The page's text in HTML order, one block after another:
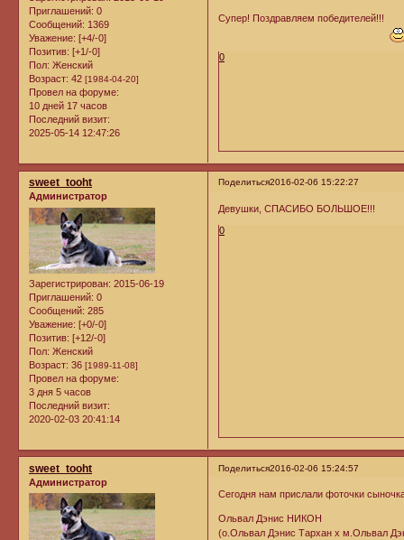
Приглашений: 0
Сообщений: 1369
Уважение: [+4/-0]
Позитив: [+1/-0]
Пол: Женский
Возраст: 42 [1984-04-20]
Провел на форуме:
10 дней 17 часов
Последний визит:
2025-05-14 12:47:26
Супер! Поздравляем победителей!!!
0
Поделиться2016-02-06 15:22:27
sweet_tooht
Администратор
Зарегистрирован: 2015-06-19
Приглашений: 0
Сообщений: 285
Уважение: [+0/-0]
Позитив: [+12/-0]
Пол: Женский
Возраст: 36 [1989-11-08]
Провел на форуме:
3 дня 5 часов
Последний визит:
2020-02-03 20:41:14
Девушки, СПАСИБО БОЛЬШОЕ!!!
0
Поделиться2016-02-06 15:24:57
sweet_tooht
Администратор
Сегодня нам прислали фоточки
Ольвал Дэнис НИКОН
(о.Ольвал Дэнис Тархан х м.Ольвал